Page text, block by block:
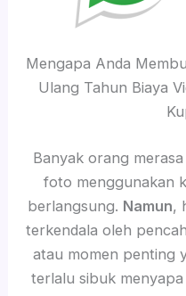
Mengapa Anda
Ulang Tahun Biaya
Banyak orang
foto menggunakan
berlangsung. Namun,
terkendala oleh
atau momen penting
terlalu sibuk menyapa